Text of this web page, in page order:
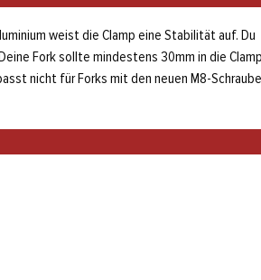
weist die Clamp eine Stabilität auf. Du
Fork sollte mindestens 30mm in die
nicht für Forks mit den neuen M8-